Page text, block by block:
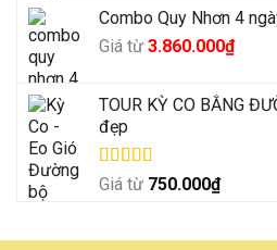
sao
Combo Quy Nhơn 4
Giá từ Giá
là:
4.500.000₫.
3.860.000₫Giá
là:
TOUR KỲ CO BẰNG
đẹp
Được xếp
Giá từ 750.000₫